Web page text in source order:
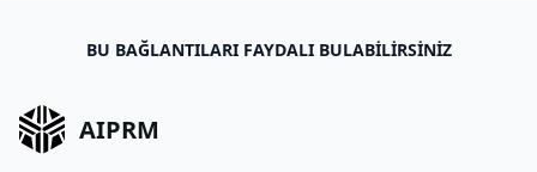
BU BAĞLANTILARI FAYDALI BULABILIRSINIZ
AIPRM